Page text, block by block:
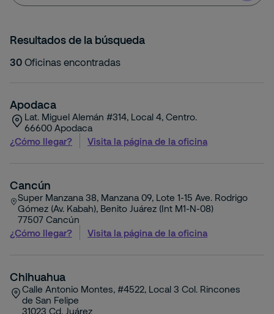
oficinas
Securitas
código
o
dirección
Resultados de la búsqueda
30 Oficinas encontradas
Apodaca
Lat. Miguel Alemán #314, Local 4, Centro.
66600 Apodaca
¿Cómo llegar?
Visita la página de la oficina
Cancún
Super Manzana 38, Manzana 09, Lote 1-15 Ave. Rodrigo
Gómez (Av. Kabah), Benito Juárez (Int M1-N-08)
77507 Cancún
¿Cómo llegar?
Visita la página de la oficina
Chihuahua
Calle Antonio Montes, #4522, Local 3 Col. Rincones
de San Felipe
31023 Cd. Juárez